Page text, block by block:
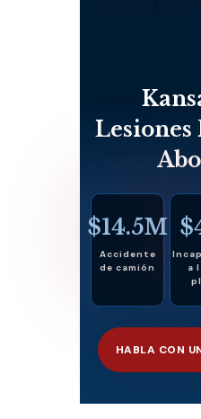
Lesiones
$14.5M
Accidente
de camión
a
HABLA CON